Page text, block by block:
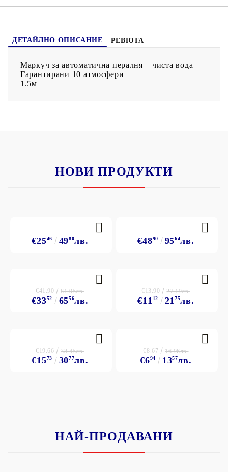
ДЕТАЙЛНО ОПИСАНИЕ РЕВЮТА
Маркуч за автоматична пералня – чиста вода
Гарантирани 10 атмосфери
1.5м
НОВИ ПРОДУКТИ
€2546 4980лв. €4890 9564лв.
€3352 6556лв.
€41.90 81.95лв.
€11 12 2175лв.
€13.90 27.19лв.
€1573 3077лв.
€19.66 38.45лв.
€694 1357лв.
€8.67 16.96лв.
НАЙ-ПРОДАВАНИ